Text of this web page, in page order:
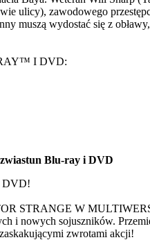
ulicy), zawodowego
muszą wydostać się z
I DVD:
Blu-ray i DVD
DVD!
STRANGE W
i nowych sojuszników.
zwrotami akcji!